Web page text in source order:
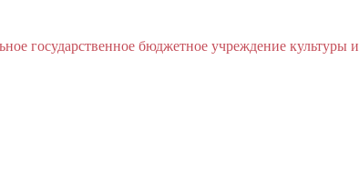
государственное бюджетное учреждение